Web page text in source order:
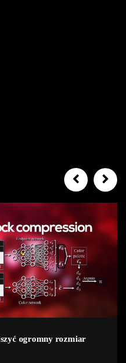
ogromny rozmiar